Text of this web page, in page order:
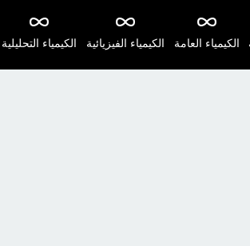
الكيمياء التحليلية الكيمياء الفيزيائية الكيمياء العامة